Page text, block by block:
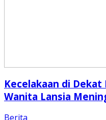
Kecelakaan di Dekat
Wanita Lansia
Berita